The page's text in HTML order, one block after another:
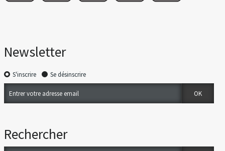
Newsletter
S'inscrire Se désinscrire
Rechercher